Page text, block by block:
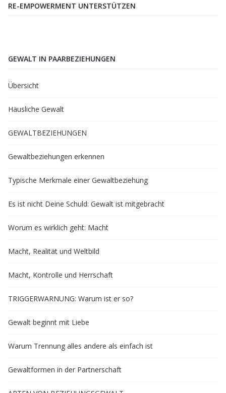
RE-EMPOWERMENT UNTERSTÜTZEN
GEWALT IN PAARBEZIEHUNGEN
Übersicht
Häusliche Gewalt
GEWALTBEZIEHUNGEN
Gewaltbeziehungen erkennen
Typische Merkmale einer Gewaltbeziehung
Es ist nicht Deine Schuld: Gewalt ist mitgebracht
Worum es wirklich geht: Macht
Macht, Realität und Weltbild
Macht, Kontrolle und Herrschaft
TRIGGERWARNUNG: Warum ist er so?
Gewalt beginnt mit Liebe
Warum Trennung alles andere als einfach ist
Gewaltformen in der Partnerschaft